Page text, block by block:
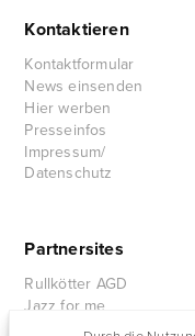
Kontaktieren
Kontaktformular
News einsenden
Hier werben
Presseinfos
Impressum/
Datenschutz
Partnersites
Rullkötter AGD
Jazz for me